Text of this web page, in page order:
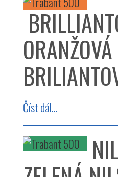
ORANŽOVÁ
Číst dál...